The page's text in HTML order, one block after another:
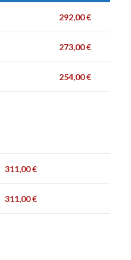
292,00€
273,00€
254,00€
311,00€
311,00€